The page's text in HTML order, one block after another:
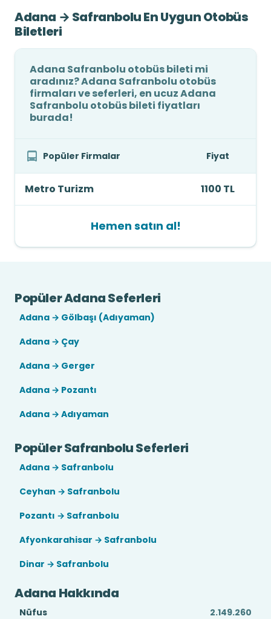
Adana → Safranbolu En Uygun Otobüs
Biletleri
Adana Safranbolu otobüs bileti mi
aradınız? Adana Safranbolu otobüs
firmaları ve seferleri, en ucuz Adana
Safranbolu otobüs bileti fiyatları
burada!
Popüler Firmalar Fiyat
Metro Turizm 1100 TL
Hemen satın al!
Popüler Adana Seferleri
Adana → Gölbaşı (Adıyaman)
Adana → Çay
Adana → Gerger
Adana → Pozantı
Adana → Adıyaman
Popüler Safranbolu Seferleri
Adana → Safranbolu
Ceyhan → Safranbolu
Pozantı → Safranbolu
Afyonkarahisar → Safranbolu
Dinar → Safranbolu
Adana Hakkında
Nüfus
2.149.260